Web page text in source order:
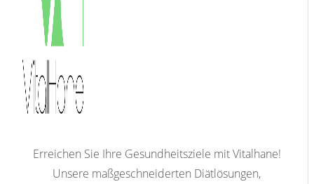
Erreichen Sie Ihre Gesundheitsziele mit Vitalhane!
Unsere maßgeschneiderten Diätlösungen,